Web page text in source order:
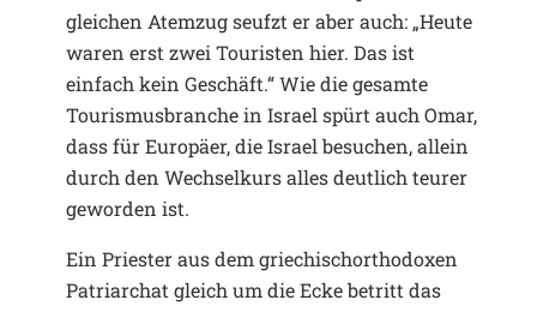
gleichen Atemzug seufzt er aber auch: „Heute
waren erst zwei Touristen hier. Das ist
einfach kein Geschäft.“ Wie die gesamte
Tourismusbranche in Israel spürt auch Omar,
dass für Europäer, die Israel besuchen, allein
durch den Wechselkurs alles deutlich teurer
geworden ist.
Ein Priester aus dem griechischorthodoxen
Patriarchat gleich um die Ecke betritt das